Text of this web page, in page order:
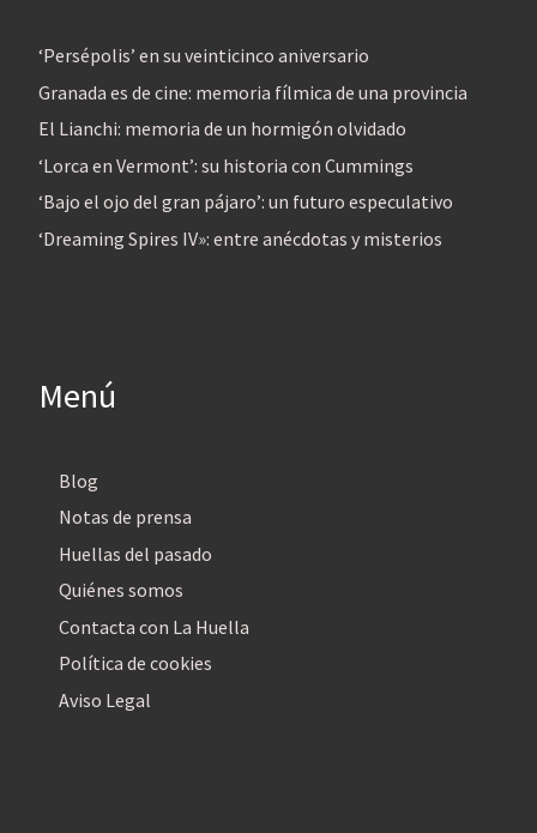
‘Persépolis’ en su veinticinco aniversario
Granada es de cine: memoria fílmica de una provincia
El Lianchi: memoria de un hormigón olvidado
‘Lorca en Vermont’: su historia con Cummings
‘Bajo el ojo del gran pájaro’: un futuro especulativo
‘Dreaming Spires IV»: entre anécdotas y misterios
Menú
Blog
Notas de prensa
Huellas del pasado
Quiénes somos
Contacta con La Huella
Política de cookies
Aviso Legal